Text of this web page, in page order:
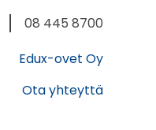
08 445 8700
Edux-ovet Oy
Ota yhteyttä